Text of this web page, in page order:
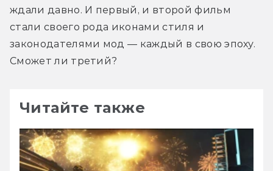
ждали давно. И первый, и второй фильм
стали своего рода иконами стиля и
законодателями мод — каждый в свою эпоху.
Сможет ли третий?
Читайте также